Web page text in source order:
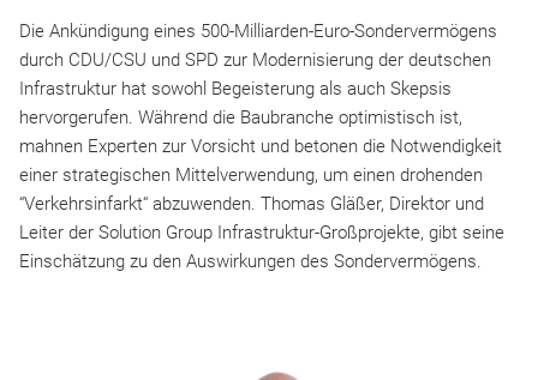
Die Ankündigung eines 500-Milliarden-Euro-Sondervermögens
durch CDU/CSU und SPD zur Modernisierung der deutschen
Infrastruktur hat sowohl Begeisterung als auch Skepsis
hervorgerufen. Während die Baubranche optimistisch ist,
mahnen Experten zur Vorsicht und betonen die Notwendigkeit
einer strategischen Mittelverwendung, um einen drohenden
“Verkehrsinfarkt“ abzuwenden. Thomas Gläßer, Direktor und
Leiter der Solution Group Infrastruktur-Großprojekte, gibt seine
Einschätzung zu den Auswirkungen des Sondervermögens.